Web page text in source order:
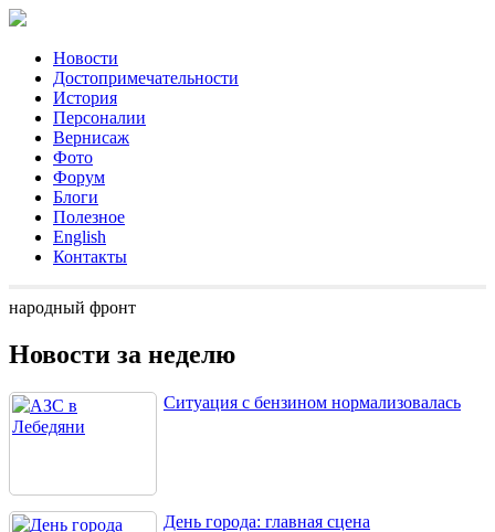
Новости
Достопримечательности
История
Персоналии
Вернисаж
Фото
Форум
Блоги
Полезное
English
Контакты
народный фронт
Новости за неделю
Ситуация с бензином нормализовалась
День города: главная сцена